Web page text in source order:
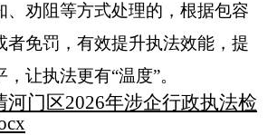
、劝阻等方式处理的，根据包容
者免罚，有效提升执法效能，提
，让执法更有“温度”。
河门区2026年涉企行政执法检